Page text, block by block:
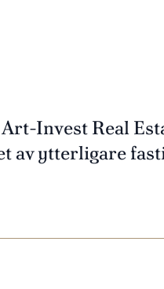
Invest Real
av ytterligare